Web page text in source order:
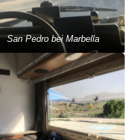
San Pedro bei Marbella